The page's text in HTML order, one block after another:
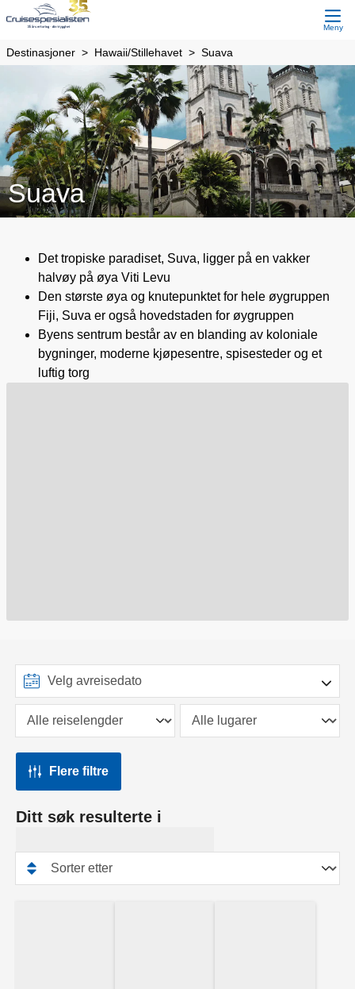
Meny
Destinasjoner Hawaii/Stillehavet Suava
Suava
Det tropiske paradiset, Suva, ligger på en vakker
halvøy på øya Viti Levu
Den største øya og knutepunktet for hele øygruppen
Fiji, Suva er også hovedstaden for øygruppen
Byens sentrum består av en blanding av koloniale
bygninger, moderne kjøpesentre, spisesteder og et
luftig torg
Flere filtre
Ditt søk resulterte i